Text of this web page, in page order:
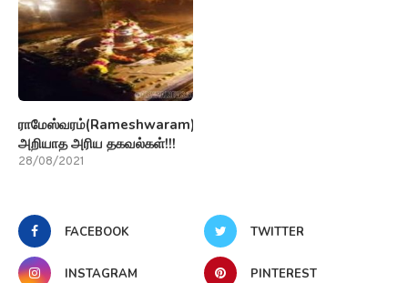
ராமேஸ்வரம்(Rameshwaram)பற்றி
அறியாத அரிய தகவல்கள்!!!
28/08/2021
FACEBOOK TWITTER
INSTAGRAM PINTEREST